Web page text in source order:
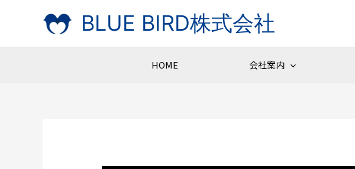
BLUE BIRD株式会社
HOME 会社案内